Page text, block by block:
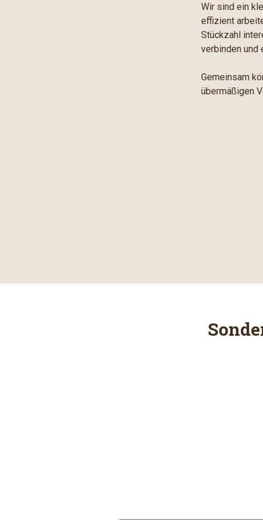
Wir sind ein
effizient
Stückzahl
verbinden und
Gemeinsam
übermäßigen